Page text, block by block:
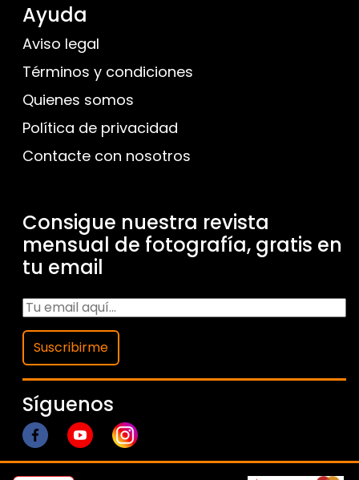
Ayuda
Aviso legal
Términos y condiciones
Quienes somos
Política de privacidad
Contacte con nosotros
Consigue nuestra revista
mensual de fotografía, gratis en
tu email
Suscribirme
Síguenos